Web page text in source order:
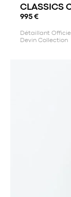
CLASSICS
995 €
Détaillant Officiel
Devin Collection